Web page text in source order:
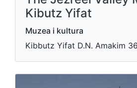
Kibutz Yifat
Muzea i kultura
Ki​bbutz Yifat D.N. Amakim